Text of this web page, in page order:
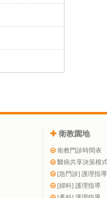
衛教園地
衛教門診時間表
醫病共享決策模
[急門診] 護理指導
[婦科] 護理指導